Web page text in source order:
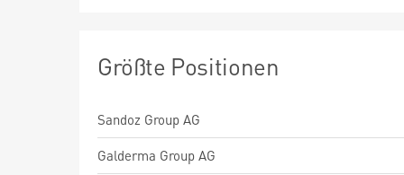
Größte Positionen
Sandoz Group AG
Galderma Group AG